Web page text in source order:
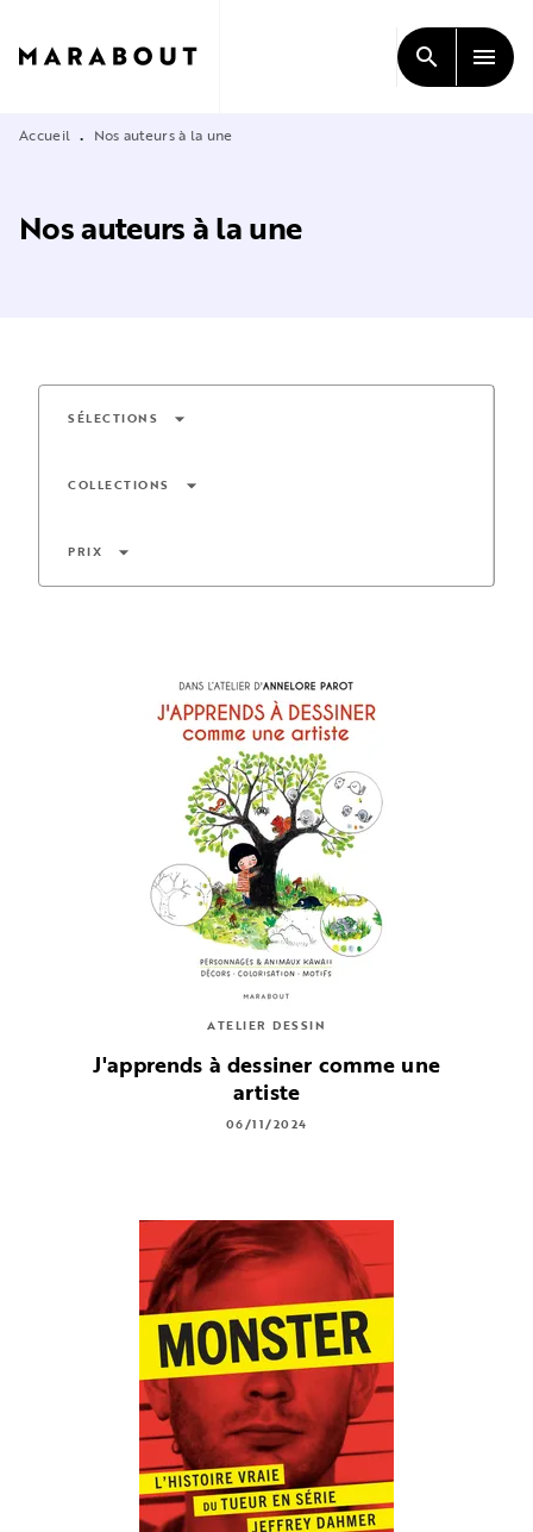
CONTENU
search menu
Accueil • Nos auteurs à la une
Nos auteurs à la une
SÉLECTIONS arrow_drop_down
COLLECTIONS arrow_drop_down
PRIX arrow_drop_down
ATELIER DESSIN
J'apprends à dessiner comme une
artiste
06/11/2024